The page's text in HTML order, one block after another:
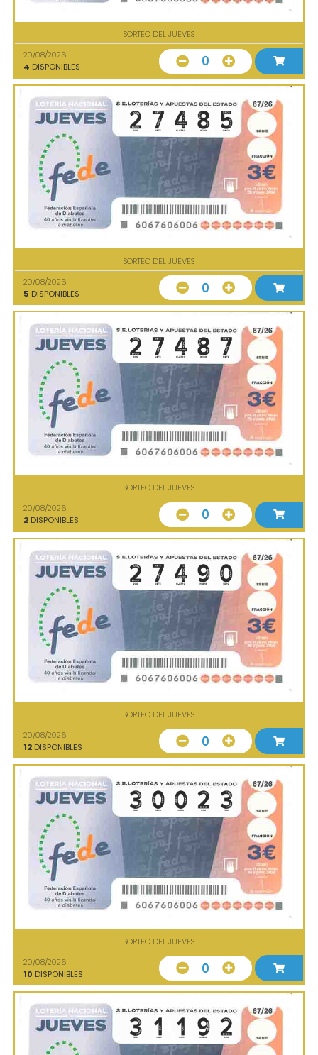
SORTEO DEL JUEVES
20/08/2026
4 DISPONIBLES 0
SORTEO DEL JUEVES
20/08/2026
5 DISPONIBLES 0
SORTEO DEL JUEVES
20/08/2026
2 DISPONIBLES 0
SORTEO DEL JUEVES
20/08/2026
12 DISPONIBLES 0
SORTEO DEL JUEVES
20/08/2026
10 DISPONIBLES 0